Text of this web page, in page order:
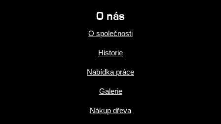
O nás
O společnosti
Historie
Nabídka práce
Galerie
Nákup dřeva